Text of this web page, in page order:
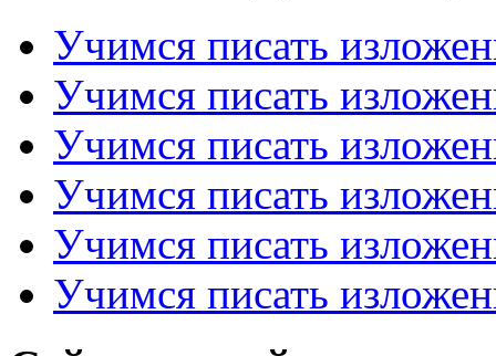
Учимся писать
Учимся писать
Учимся писать
Учимся писать
Учимся писать
Учимся писать